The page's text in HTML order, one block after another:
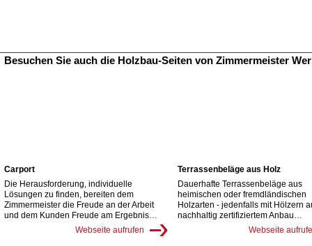
Besuchen Sie auch die Holzbau-Seiten von Zimmermeister
Carport
Die Herausforderung, individuelle
Lösungen zu finden, bereiten dem
Zimmermeister die Freude an der Arbeit
und dem Kunden Freude am Ergebnis…
Webseite aufrufen
Terrassenbeläge aus Holz
Dauerhafte Terrassenbeläge aus
heimischen oder fremdländischen
Holzarten - jedenfalls mit Hölzern
nachhaltig zertifiziertem Anbau…
Webseite